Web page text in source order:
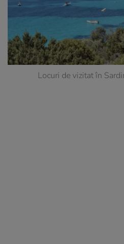
Locuri de vizitat în